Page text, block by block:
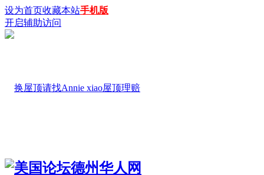
设为首页收藏本站手机版
开启辅助访问